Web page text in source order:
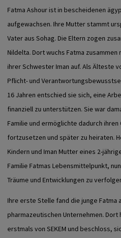
Fatma Ashour ist in bescheidenen
aufgewachsen. Ihre Mutter stammt
Vater aus Sohag. Die Eltern zogen
Nildelta. Dort wuchs Fatma zusammen
ihrer Schwester Iman auf. Als Älteste
Pflicht- und
16 Jahren entschied sie sich, eine
finanziell zu unterstützen. Sie war
Familie und ermöglichte dadurch
fortzusetzen und später zu heiraten.
Kindern und Iman Mutter eines 2-
Familie Fatmas Lebensmittelpunkt,
Träume und Entwicklungen zu
Ihre erste Stelle fand die junge Fatma
pharmazeutischen Unternehmen.
erstmals von SEKEM und beschloss,